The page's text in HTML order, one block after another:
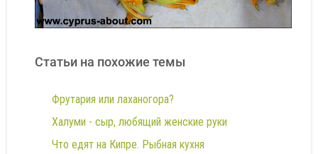
Статьи на похожие темы
Фрутария или лаханогора?
Халуми - сыр, любящий женские руки
Что едят на Кипре. Рыбная кухня